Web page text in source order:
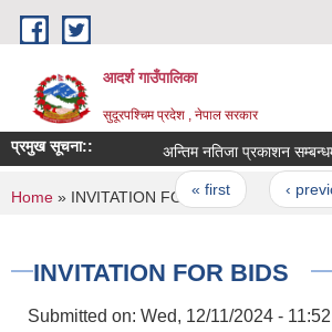
Skip to main content
आदर्श गाउँपालिका
सुदूरपश्चिम प्रदेश , नेपाल सरकार
प्रमुख सूचना:: अन्तिम नतिजा प्रकाशन सम्बन्धमा ।
Pages
« first ‹ previous
You are here
Home » INVITATION FOR BIDS
INVITATION FOR BIDS
Submitted on: Wed, 12/11/2024 - 11:52